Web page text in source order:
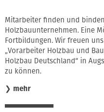
Mitarbeiter finden und
Holzbauunternehmen. Eine
Fortbildungen. Wir freuen
„Vorarbeiter Holzbau und
Holzbau Deutschland“ in
zu können.
❯ mehr